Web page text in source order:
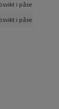
i påse
i påse